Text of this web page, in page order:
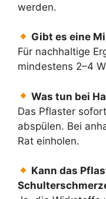
werden.
Gibt es eine
Für nachhaltige
mindestens 2–4
Was tun bei
Das Pflaster
abspülen. Bei
Rat einholen.
Kann das